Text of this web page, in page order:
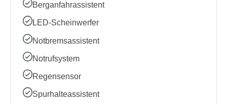
Berganfahrassistent
LED-Scheinwerfer
Notbremsassistent
Notrufsystem
Regensensor
Spurhalteassistent